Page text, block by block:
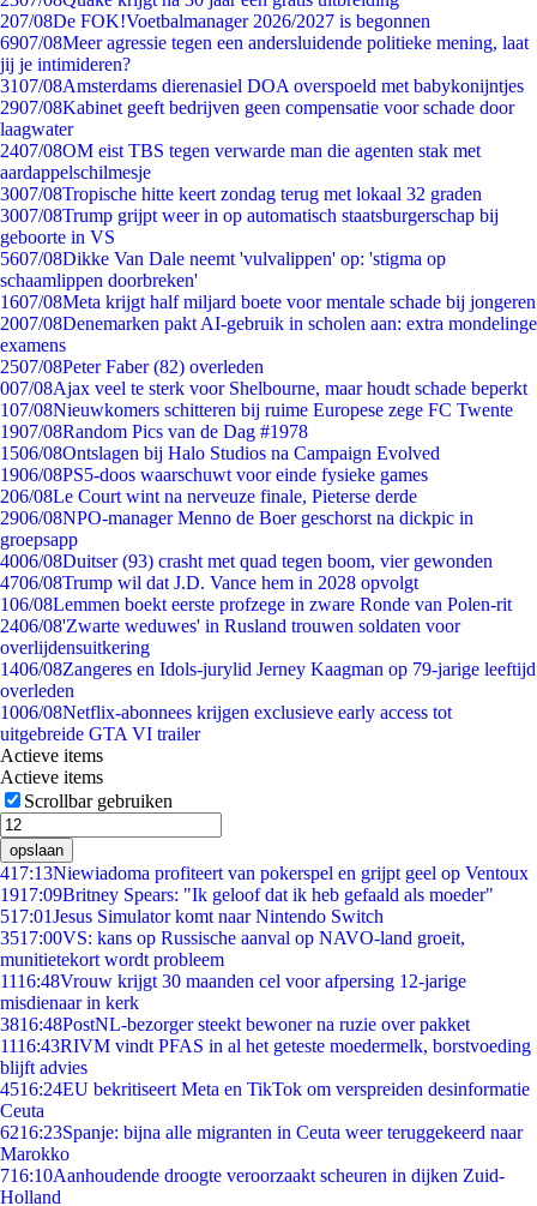
207/08De FOK!Voetbalmanager 2026/2027 is begonnen
6907/08Meer agressie tegen een andersluidende politieke mening, laat
jij je intimideren?
3107/08Amsterdams dierenasiel DOA overspoeld met babykonijntjes
2907/08Kabinet geeft bedrijven geen compensatie voor schade door
laagwater
2407/08OM eist TBS tegen verwarde man die agenten stak met
aardappelschilmesje
3007/08Tropische hitte keert zondag terug met lokaal 32 graden
3007/08Trump grijpt weer in op automatisch staatsburgerschap bij
geboorte in VS
5607/08Dikke Van Dale neemt 'vulvalippen' op: 'stigma op
schaamlippen doorbreken'
1607/08Meta krijgt half miljard boete voor mentale schade bij jongeren
2007/08Denemarken pakt AI-gebruik in scholen aan: extra mondelinge
examens
2507/08Peter Faber (82) overleden
007/08Ajax veel te sterk voor Shelbourne, maar houdt schade beperkt
107/08Nieuwkomers schitteren bij ruime Europese zege FC Twente
1907/08Random Pics van de Dag #1978
1506/08Ontslagen bij Halo Studios na Campaign Evolved
1906/08PS5-doos waarschuwt voor einde fysieke games
206/08Le Court wint na nerveuze finale, Pieterse derde
2906/08NPO-manager Menno de Boer geschorst na dickpic in
groepsapp
4006/08Duitser (93) crasht met quad tegen boom, vier gewonden
4706/08Trump wil dat J.D. Vance hem in 2028 opvolgt
106/08Lemmen boekt eerste profzege in zware Ronde van Polen-rit
2406/08'Zwarte weduwes' in Rusland trouwen soldaten voor
overlijdensuitkering
1406/08Zangeres en Idols-jurylid Jerney Kaagman op 79-jarige leeftijd
overleden
1006/08Netflix-abonnees krijgen exclusieve early access tot
uitgebreide GTA VI trailer
Actieve items
Actieve items
Scrollbar gebruiken
opslaan
417:13Niewiadoma profiteert van pokerspel en grijpt geel op Ventoux
1917:09Britney Spears: "Ik geloof dat ik heb gefaald als moeder"
517:01Jesus Simulator komt naar Nintendo Switch
3517:00VS: kans op Russische aanval op NAVO-land groeit,
munitietekort wordt probleem
1116:48Vrouw krijgt 30 maanden cel voor afpersing 12-jarige
misdienaar in kerk
3816:48PostNL-bezorger steekt bewoner na ruzie over pakket
1116:43RIVM vindt PFAS in al het geteste moedermelk, borstvoeding
blijft advies
4516:24EU bekritiseert Meta en TikTok om verspreiden desinformatie
Ceuta
6216:23Spanje: bijna alle migranten in Ceuta weer teruggekeerd naar
Marokko
716:10Aanhoudende droogte veroorzaakt scheuren in dijken Zuid-
Holland